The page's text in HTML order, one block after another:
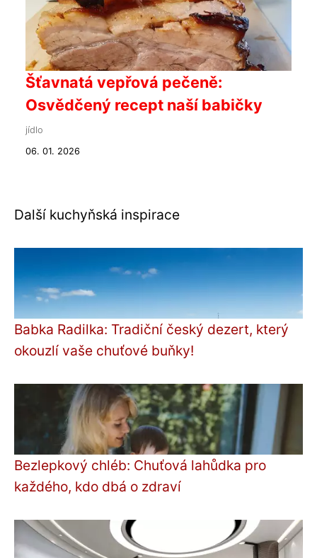
Šťavnatá vepřová pečeně:
Osvědčený recept naší babičky
jídlo
06. 01. 2026
Další kuchyňská inspirace
Babka Radilka: Tradiční český dezert, který
okouzlí vaše chuťové buňky!
Bezlepkový chléb: Chuťová lahůdka pro
každého, kdo dbá o zdraví